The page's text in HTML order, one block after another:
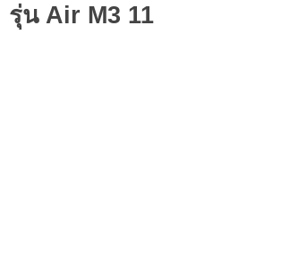
รุ่น Air M3 11